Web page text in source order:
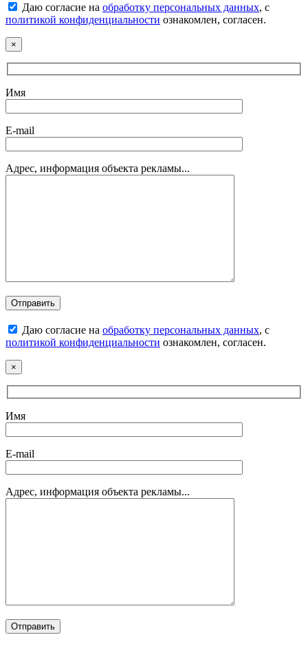
Даю согласие на обработку персональных данных, с
политикой конфиденциальности ознакомлен, согласен.
×
Имя
E-mail
Адрес, информация объекта рекламы...
Даю согласие на обработку персональных данных, с
политикой конфиденциальности ознакомлен, согласен.
×
Имя
E-mail
Адрес, информация объекта рекламы...